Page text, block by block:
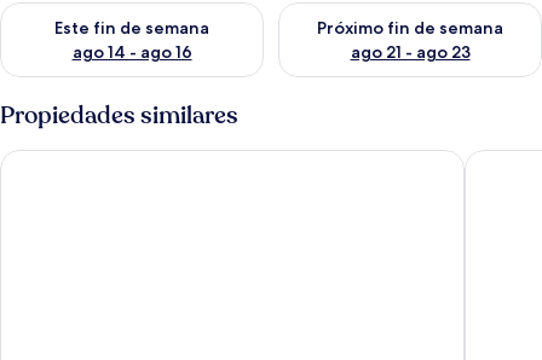
Este fin de semana
ago 14 - ago 16
Consulta la disponibilidad para este fin de semana ago 14 -
Próximo fin de semana
ago 21 - ago 23
Consulta la disponibilidad
Propiedades similares
HOTEL COSTA AZUL SAI VILLA